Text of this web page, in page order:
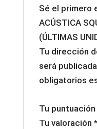
Sé el primero
ACÚSTICA
(ÚLTIMAS
Tu dirección
será
obligatorios
Tu puntuación
Tu valoración *